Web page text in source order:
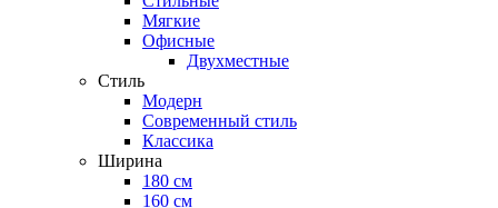
Мягкие
Офисные
Двухместные
Стиль
Модерн
Современный стиль
Классика
Ширина
180 см
160 см